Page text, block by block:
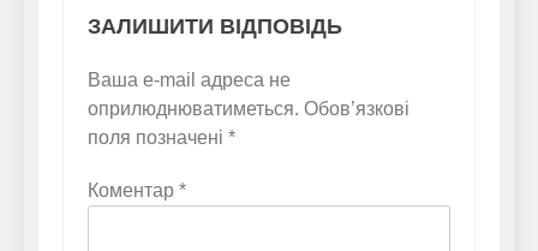
ЗАЛИШИТИ ВІДПОВІДЬ
Ваша e-mail адреса не
оприлюднюватиметься. Обов’язкові
поля позначені *
Коментар *